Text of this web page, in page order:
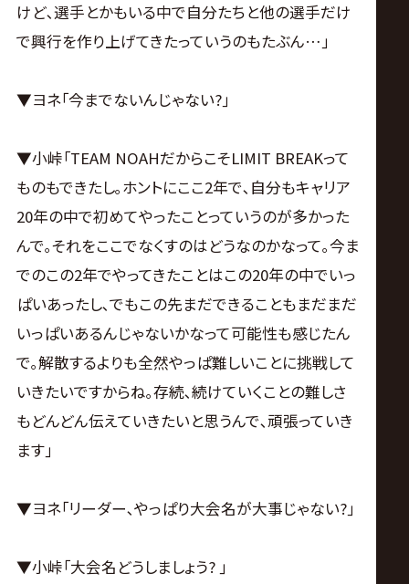
けど､選手とかもいる中で自分たちと他の選手だけ
で興行を作り上げてきたっていうのもたぶん…｣
▼ヨネ｢今までないんじゃない?｣
▼小峠｢TEAM NOAHだからこそLIMIT BREAKって
ものもできたし｡ホントにここ2年で､自分もキャリア
20年の中で初めてやったことっていうのが多かった
んで｡それをここでなくすのはどうなのかなって｡今ま
でのこの2年でやってきたことはこの20年の中でいっ
ぱいあったし､でもこの先まだできることもまだまだ
いっぱいあるんじゃないかなって可能性も感じたん
で｡解散するよりも全然やっぱ難しいことに挑戦して
いきたいですからね｡存続､続けていくことの難しさ
もどんどん伝えていきたいと思うんで､頑張っていき
ます｣
▼ヨネ｢リーダー､やっぱり大会名が大事じゃない?｣
▼小峠｢大会名どうしましょう? ｣